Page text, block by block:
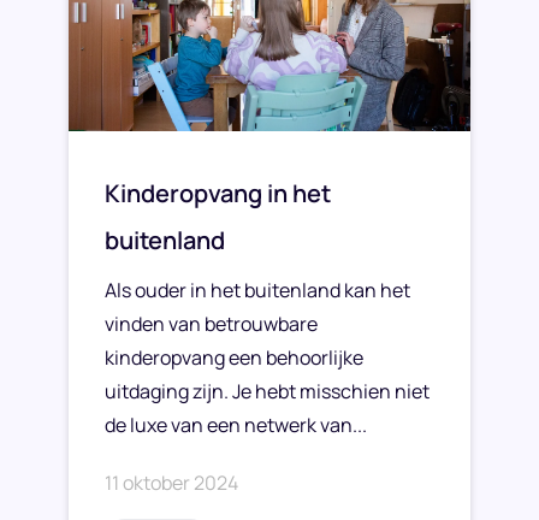
Kinderopvang in het
buitenland
Als ouder in het buitenland kan het
vinden van betrouwbare
kinderopvang een behoorlijke
uitdaging zijn. Je hebt misschien niet
de luxe van een netwerk van...
11 oktober 2024